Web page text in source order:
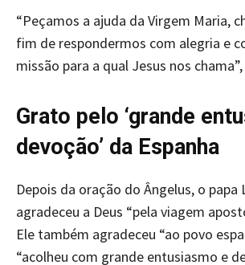
“Peçamos a ajuda da Virgem Maria,
fim de respondermos com alegria e
missão para a qual Jesus nos
Grato pelo ‘grande
devoção’ da Espanha
Depois da oração do Ângelus, o papa
agradeceu a Deus “pela viagem
Ele também agradeceu “ao povo
“acolheu com grande entusiasmo e